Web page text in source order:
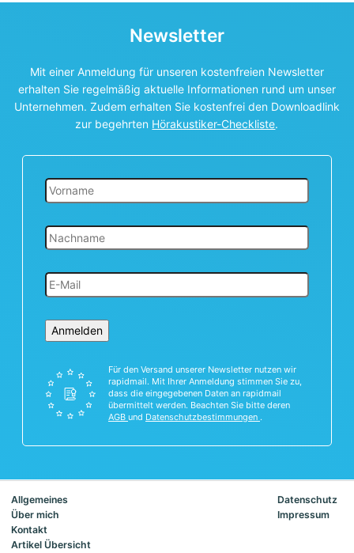
Newsletter
Mit einer Anmeldung für unseren kostenfreien Newsletter
erhalten Sie regelmäßig aktuelle Informationen rund um unser
Unternehmen. Zudem erhalten Sie kostenfrei den Downloadlink
zur begehrten Hörakustiker-Checkliste.
Anmelden
Für den Versand unserer Newsletter nutzen wir
rapidmail. Mit Ihrer Anmeldung stimmen Sie zu,
dass die eingegebenen Daten an rapidmail
übermittelt werden. Beachten Sie bitte deren
AGB und Datenschutzbestimmungen .
Allgemeines
Über mich
Kontakt
Artikel Übersicht
Datenschutz
Impressum